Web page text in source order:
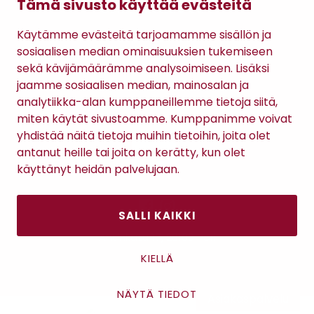
Tämä sivusto käyttää evästeitä
Käytämme evästeitä tarjoamamme sisällön ja
sosiaalisen median ominaisuuksien tukemiseen
sekä kävijämäärämme analysoimiseen. Lisäksi
jaamme sosiaalisen median, mainosalan ja
analytiikka-alan kumppaneillemme tietoja siitä,
miten käytät sivustoamme. Kumppanimme voivat
yhdistää näitä tietoja muihin tietoihin, joita olet
antanut heille tai joita on kerätty, kun olet
käyttänyt heidän palvelujaan.
SALLI KAIKKI
KIELLÄ
NÄYTÄ TIEDOT
Gomee Ratsula Café
Antinkatu 17, 28100 Pori
Sopimusehdot
Tietosuojaseloste
Maksutavat